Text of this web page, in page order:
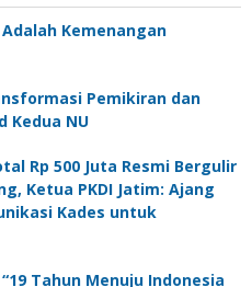
Kemenangan
Pemikiran dan
Kedua NU
Rp 500 Juta Resmi Bergulir
Ketua PKDI Jatim: Ajang
Kades untuk
Tahun Menuju Indonesia